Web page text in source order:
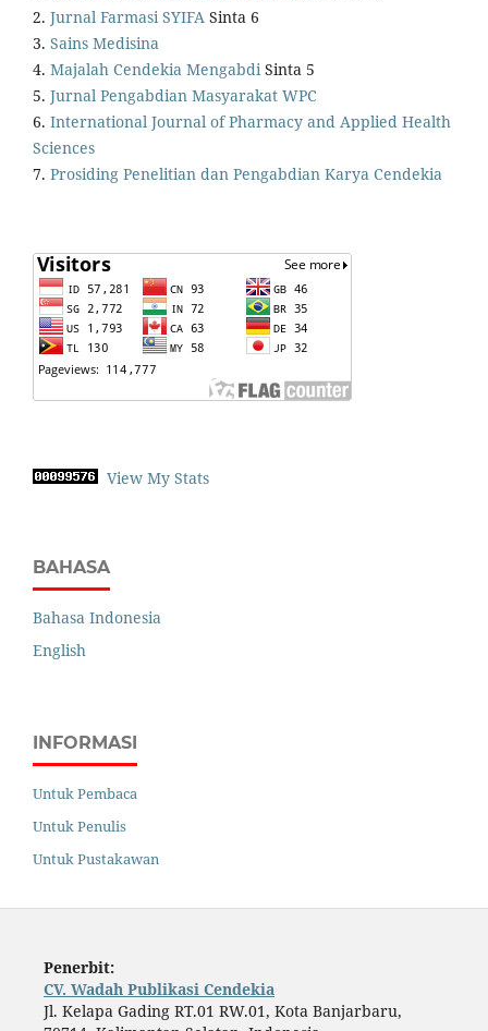
2. Jurnal Farmasi SYIFA Sinta 6
3. Sains Medisina
4. Majalah Cendekia Mengabdi Sinta 5
5. Jurnal Pengabdian Masyarakat WPC
6. International Journal of Pharmacy and Applied Health
Sciences
7. Prosiding Penelitian dan Pengabdian Karya Cendekia
View My Stats
BAHASA
Bahasa Indonesia
English
INFORMASI
Untuk Pembaca
Untuk Penulis
Untuk Pustakawan
Penerbit:
CV. Wadah Publikasi Cendekia
Jl. Kelapa Gading RT.01 RW.01, Kota Banjarbaru,